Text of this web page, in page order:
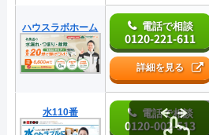
ハウスラボホーム 電話で相談
0120-221-611
詳細を見る
水110番 電話で相談
0120-002-513